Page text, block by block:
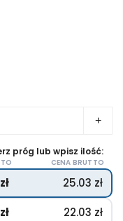
+
próg lub wpisz ilość:
CENA BRUTTO
zł 25.03 zł
zł 22.03 zł